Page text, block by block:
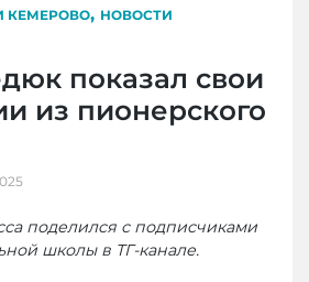
КЕМЕРОВО, НОВОСТИ
показал свои
из пионерского
поделился с подписчиками
школы в ТГ-канале.